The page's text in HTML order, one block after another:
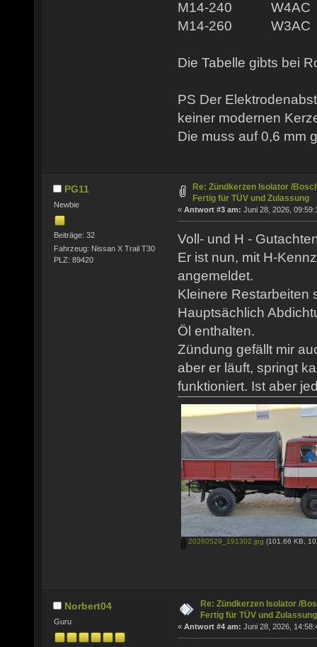
M14-240
M14-260
Die Tabelle gibts bei
PS Der
keiner modernen
Die muss auf 0,6 mm
PG11
Newbie
Beiträge: 32
Fahrzeug: Nissan X Trail T30
PLZ: 89420
Re: Zündkerzen Isolator /
Fertig für TÜV und Zulassung
« Antwort #3 am: Juni 28, 2026,
Voll- und H -
Er ist nun, mit H-
angemeldet.
Kleinere Restarbeiten
Hauptsächlich
Öl enthalten.
Zündung gefällt mir
aber er läuft, springt
funktioniert. Ist aber
20260529_191302.jpg (101.66 KB,
Norbert04
Guru
Re: Zündkerzen Isolator /
Fertig für TÜV und Zulassung
« Antwort #4 am: Juni 28, 2026,